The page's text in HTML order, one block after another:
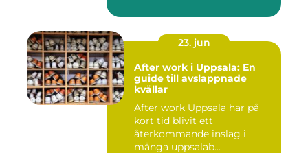
23. jun
After work i Uppsala: En
guide till avslappnade
kvällar
After work Uppsala har på
kort tid blivit ett
återkommande inslag i
många uppsalab...